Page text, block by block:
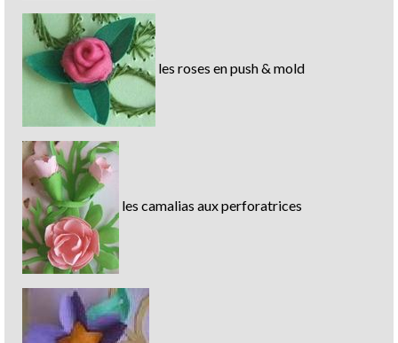
les roses en push & mold
les camalias aux perforatrices